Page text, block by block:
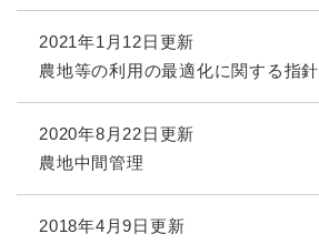
2021年1月12日更新
農地等の利用の最適化に関する指針
2020年8月22日更新
農地中間管理
2018年4月9日更新